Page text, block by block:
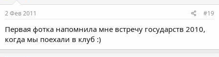
2 Фев 2011 #19
Первая фотка напомнила мне встречу государств 2010,
когда мы поехали в клуб :)